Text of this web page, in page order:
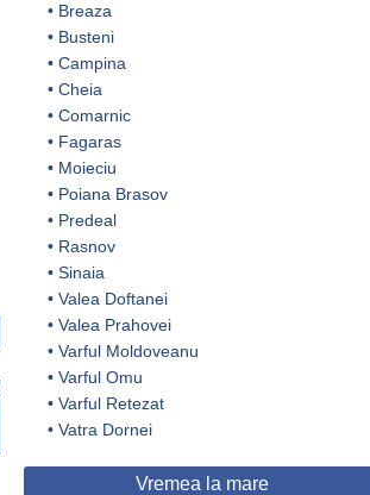
• Breaza
• Busteni
• Campina
• Cheia
• Comarnic
• Fagaras
• Moieciu
• Poiana Brasov
• Predeal
• Rasnov
• Sinaia
• Valea Doftanei
• Valea Prahovei
• Varful Moldoveanu
• Varful Omu
• Varful Retezat
• Vatra Dornei
Vremea la mare